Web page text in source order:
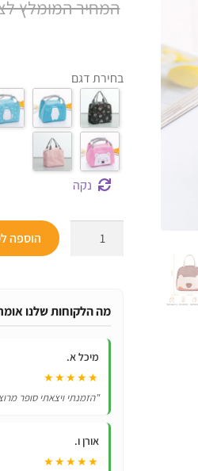
עלדירוגים של
בחירת דגם
נקה
תרמי
הוספה
מה הלקוחות שלנו
מיכל א.
★★★★★
"הזמנתי ויצאתי סופר
אורן ו.
★★★★★